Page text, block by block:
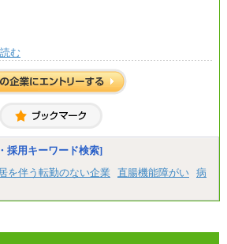
。
む
採用キーワード検索]
を伴う転勤のない企業 直腸機能障がい 病